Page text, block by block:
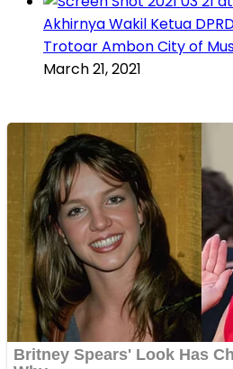
Akhirnya Wakil Ketua
Trotoar Ambon City of
March 21, 2021